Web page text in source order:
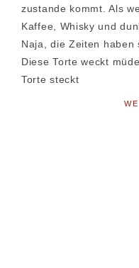
zustande kommt. Als
Kaffee, Whisky und
Naja, die Zeiten haben
Diese Torte weckt
Torte steckt